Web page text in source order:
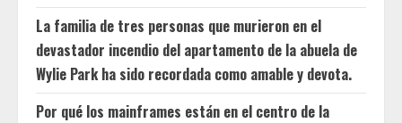
La familia de tres personas que murieron en el
devastador incendio del apartamento de la abuela de
Wylie Park ha sido recordada como amable y devota.
Por qué los mainframes están en el centro de la